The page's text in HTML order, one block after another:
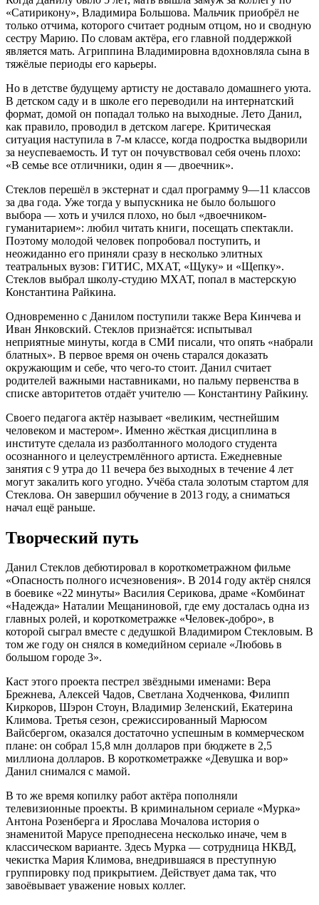
«Сатирикону», Владимира Большова. Мальчик приобрёл не
только отчима, которого считает родным отцом, но и сводную
сестру Марию. По словам актёра, его главной поддержкой
является мать. Агриппина Владимировна вдохновляла сына в
тяжёлые периоды его карьеры.
Но в детстве будущему артисту не доставало домашнего уюта.
В детском саду и в школе его переводили на интернатский
формат, домой он попадал только на выходные. Лето Данил,
как правило, проводил в детском лагере. Критическая
ситуация наступила в 7-м классе, когда подростка выдворили
за неуспеваемость. И тут он почувствовал себя очень плохо:
«В семье все отличники, один я — двоечник».
Стеклов перешёл в экстернат и сдал программу 9—11 классов
за два года. Уже тогда у выпускника не было большого
выбора — хоть и учился плохо, но был «двоечником-
гуманитарием»: любил читать книги, посещать спектакли.
Поэтому молодой человек попробовал поступить, и
неожиданно его приняли сразу в несколько элитных
театральных вузов: ГИТИС, МХАТ, «Щуку» и «Щепку».
Стеклов выбрал школу-студию МХАТ, попал в мастерскую
Константина Райкина.
Одновременно с Данилом поступили также Вера Кинчева и
Иван Янковский. Стеклов признаётся: испытывал
неприятные минуты, когда в СМИ писали, что опять «набрали
блатных». В первое время он очень старался доказать
окружающим и себе, что чего-то стоит. Данил считает
родителей важными наставниками, но пальму первенства в
списке авторитетов отдаёт учителю — Константину Райкину.
Своего педагога актёр называет «великим, честнейшим
человеком и мастером». Именно жёсткая дисциплина в
институте сделала из разболтанного молодого студента
осознанного и целеустремлённого артиста. Ежедневные
занятия с 9 утра до 11 вечера без выходных в течение 4 лет
могут закалить кого угодно. Учёба стала золотым стартом для
Стеклова. Он завершил обучение в 2013 году, а сниматься
начал ещё раньше.
Творческий путь
Данил Стеклов дебютировал в короткометражном фильме
«Опасность полного исчезновения». В 2014 году актёр снялся
в боевике «22 минуты» Василия Серикова, драме «Комбинат
«Надежда» Наталии Мещаниновой, где ему досталась одна из
главных ролей, и короткометражке «Человек-добро», в
которой сыграл вместе с дедушкой Владимиром Стекловым. В
том же году он снялся в комедийном сериале «Любовь в
большом городе 3».
Каст этого проекта пестрел звёздными именами: Вера
Брежнева, Алексей Чадов, Светлана Ходченкова, Филипп
Киркоров, Шэрон Стоун, Владимир Зеленский, Екатерина
Климова. Третья сезон, срежиссированный Марюсом
Вайсбергом, оказался достаточно успешным в коммерческом
плане: он собрал 15,8 млн долларов при бюджете в 2,5
миллиона долларов. В короткометражке «Девушка и вор»
Данил снимался с мамой.
В то же время копилку работ актёра пополняли
телевизионные проекты. В криминальном сериале «Мурка»
Антона Розенберга и Ярослава Мочалова история о
знаменитой Марусе преподнесена несколько иначе, чем в
классическом варианте. Здесь Мурка — сотрудница НКВД,
чекистка Мария Климова, внедрившаяся в преступную
группировку под прикрытием. Действует дама так, что
завоёвывает уважение новых коллег.